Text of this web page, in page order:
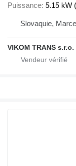
Puissance 5.15 kW
Slovaquie,
VIKOM TRANS s.r.o.